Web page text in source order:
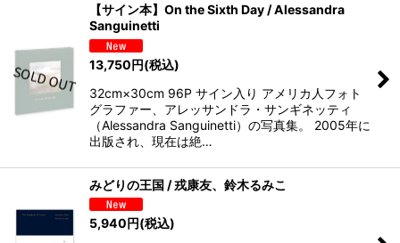
【サイン本】On the Sixth Day / Alessandra
Sanguinetti
13,750円(税込)
32cm×30cm 96P サイン入り アメリカ人フォト
グラファー、アレッサンドラ・サンギネッティ
（Alessandra Sanguinetti）の写真集。 2005年に
出版され、現在は絶…
みどりの王国 / 戎康友、鈴木るみこ
5,940円(税込)